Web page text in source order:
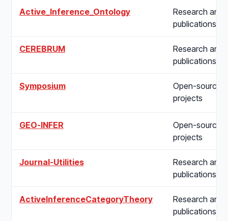
Active_Inference_Ontology
Research and
publications
CEREBRUM
Research and
publications
Symposium
Open-source
projects
GEO-INFER
Open-source
projects
Journal-Utilities
Research and
publications
ActiveInferenceCategoryTheory
Research and
publications